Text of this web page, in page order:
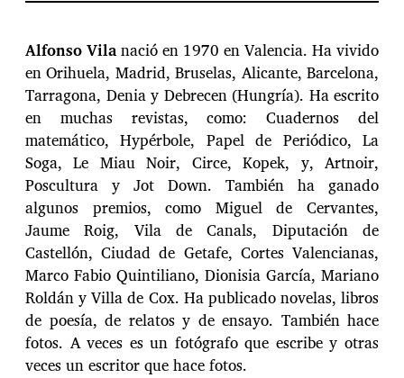
Alfonso Vilanació en 1970 en Valencia. Ha vivido
en Orihuela, Madrid, Bruselas, Alicante, Barcelona,
Tarragona, Denia y Debrecen (Hungría). Ha escrito
en muchas revistas, como: Cuadernos del
matemático, Hypérbole, Papel de Periódico, La
Soga, Le Miau Noir, Circe, Kopek, y, Artnoir,
Poscultura y Jot Down. También ha ganado
algunos premios, como Miguel de Cervantes,
Jaume Roig, Vila de Canals, Diputación de
Castellón, Ciudad de Getafe, Cortes Valencianas,
Marco Fabio Quintiliano, Dionisia García, Mariano
Roldán y Villa de Cox. Ha publicado novelas, libros
de poesía, de relatos y de ensayo. También hace
fotos. A veces es un fotógrafo que escribe y otras
veces un escritor que hace fotos.